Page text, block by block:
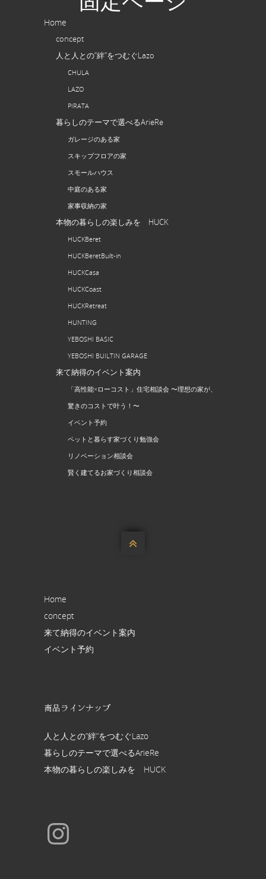
Home
concept
人と人との”絆”をつむぐLazo
CHULA
LAZO
PIRATA
暮らしのテーマで選べるArieRe
ガレージのある家
スキップフロアの家
スモールハウス
中庭のある家
家事収納の家
本物の暮らしの楽しみを HUCK
HUCKBeret
HUCKBeretBuilt-in
HUCKCasa
HUCKCoast
HUCKRetreat
HUNTING
YEBOSHI BASIC
YEBOSHI BUILTIN GARAGE
来て納得のイベント案内
「高性能×ローコスト」住宅相談会 〜理想の家が、
驚きのコストで叶う！〜
イベント予約
ペットと暮らす家づくり勉強会
リノベーション相談会
賢く建てるお家づくり相談会

Home
concept
来て納得のイベント案内
イベント予約
商品ラインナップ
人と人との”絆”をつむぐLazo
暮らしのテーマで選べるArieRe
本物の暮らしの楽しみを HUCK
Instagram